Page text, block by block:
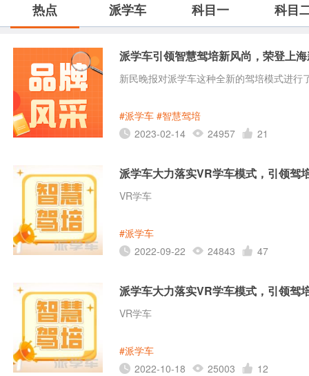
热点 派学车 科目一 科目
派学车引领智慧驾培新风尚，荣登上
新民晚报对派学车这种全新的驾培模式进行
#派学车 #智慧驾培
2023-02-14
24957 21
派学车大力落实VR学车模式，引领驾
VR学车
#派学车
2022-09-22
24843 47
派学车大力落实VR学车模式，引领驾
VR学车
#派学车
2022-10-18
25003 12